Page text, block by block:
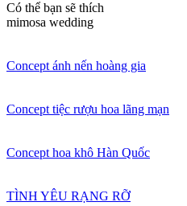
Có thể bạn sẽ thích
mimosa wedding
Concept ánh nến hoàng gia
Concept tiệc rượu hoa lãng mạn
Concept hoa khô Hàn Quốc
TÌNH YÊU RẠNG RỠ